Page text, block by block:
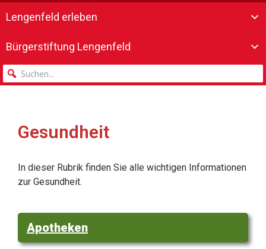
Lengenfeld erleben
Bürgerstiftung Lengenfeld
Gesundheit
In dieser Rubrik finden Sie alle wichtigen Informationen
zur Gesundheit.
Apotheken